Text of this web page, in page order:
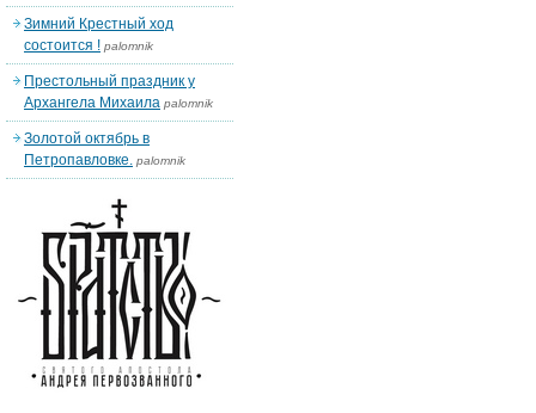
Зимний Крестный ход
состоится ! palomnik
Престольный праздник у
Архангела Михаила palomnik
Золотой октябрь в
Петропавловке. palomnik